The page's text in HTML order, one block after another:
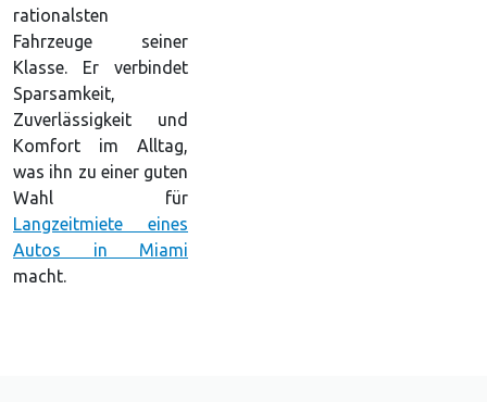
rationalsten
Fahrzeuge seiner
Klasse. Er verbindet
Sparsamkeit,
Zuverlässigkeit und
Komfort im Alltag,
was ihn zu einer guten
Wahl für
Langzeitmiete eines
Autos in Miami
macht.